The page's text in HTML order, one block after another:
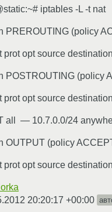
iptables -L -t nat
PREROUTING (policy
prot opt source destination
POSTROUTING (policy
prot opt source destination
all — 10.7.0.0/24
OUTPUT (policy
prot opt source destination
20:20:17 +00:00